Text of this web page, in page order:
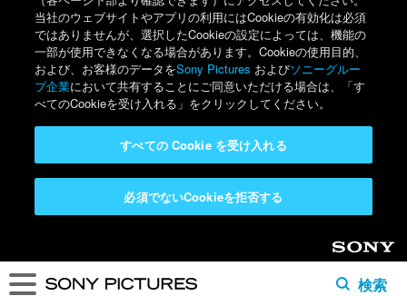
当社のウェブサイトやアプリの利用にはCookieの有効化は必須
ではありませんが、選択したCookieの設定によっては、機能の
一部が使用できなくなる場合があります。Cookieの使用目的、
および、お客様のデータをSony Pictures およびソニーグルー
プ企業において共有することにご同意いただける場合は、「す
べてのCookieを受け入れる」をクリックしてください。
必須でないCookieを拒否する
すべての Cookie を受け入れる
Sony
検索